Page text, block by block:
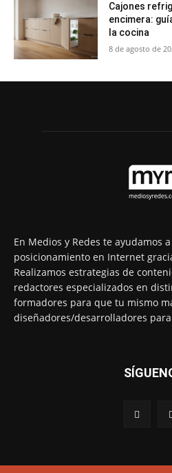
Cajones
encimera:
la cocina
8 de agosto de
En Medios y Redes te ayudamos
posicionamiento en Internet
Realizamos estrategias de
redactores especializados en
formadores para que tu mismo
diseñadores/desarrolladores